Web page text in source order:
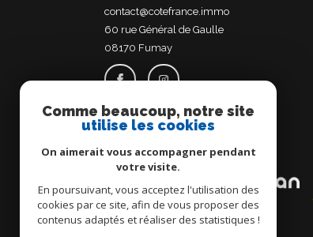
contact@cotefrance.immo
60 rue Général de Gaulle
08170
fumay
Adhérents
Comme beaucoup, notre site
utilise les cookies
On aimerait vous accompagner pendant
votre visite.
En poursuivant, vous acceptez l'utilisation des
cookies par ce site, afin de vous proposer des
contenus adaptés et réaliser des statistiques !